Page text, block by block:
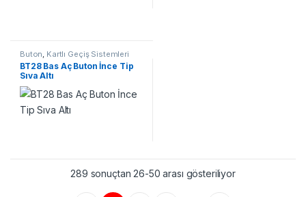
Buton Kartlı Geçiş Sistemleri
BT28 Bas Aç Buton İnce Tip
Sıva Altı
289 sonuçtan 26-50 arası gösteriliyor